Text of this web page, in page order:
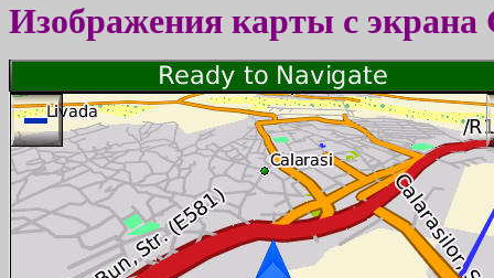
Изображения карты с экрана